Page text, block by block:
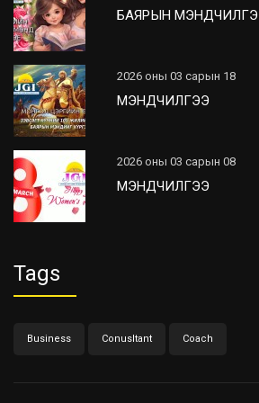
БАЯРЫН
2026 оны 03 сарын 18
МЭНДЧИЛГЭЭ
2026 оны 03 сарын 08
МЭНДЧИЛГЭЭ
Tags
Business Conusltant Coach